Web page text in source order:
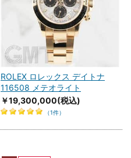
ROLEX ロレックス デイトナ
116508 メテオライト
￥19,300,000(税込)
（1件）